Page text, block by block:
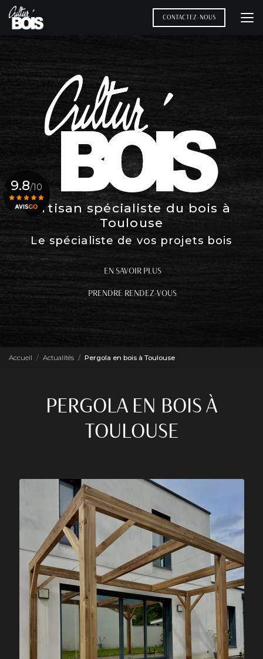
Aller
au
contenu
CONTACTEZ-NOUS
Artisan spécialiste du bois à
Toulouse
Le spécialiste de vos projets bois
EN SAVOIR PLUS
PRENDRE RENDEZ-VOUS
9.8/10
Accueil Actualités Pergola en bois à Toulouse
PERGOLA EN BOIS À
TOULOUSE